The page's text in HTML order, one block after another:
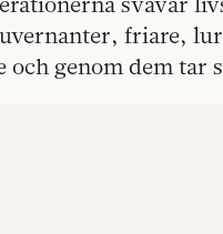
friare,
och genom dem